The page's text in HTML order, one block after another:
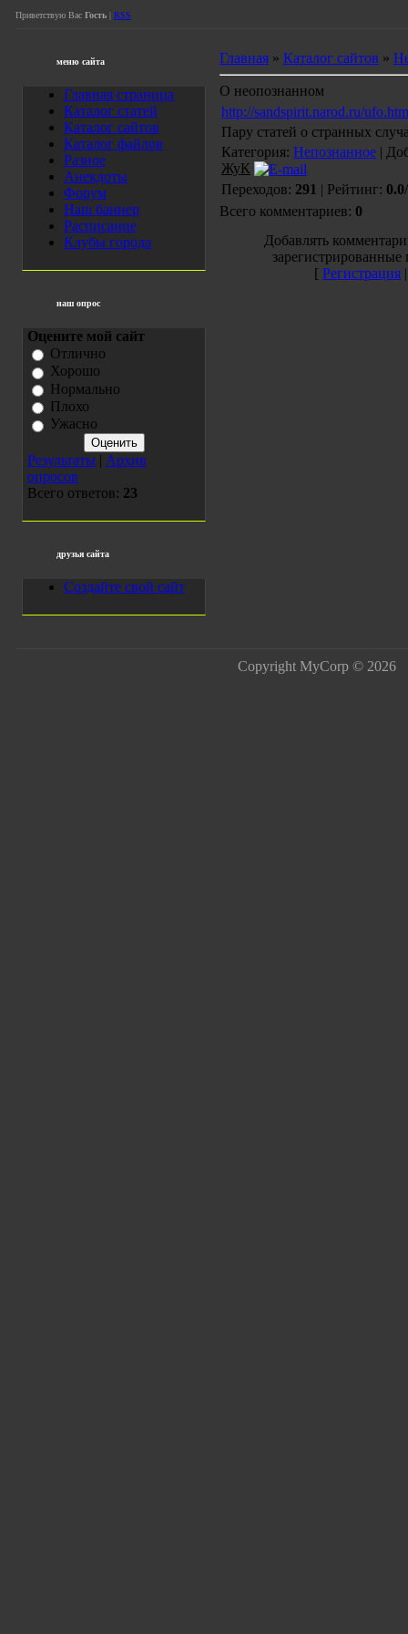
Приветствую Вас Гость | RSS
меню сайта
Главная страница
Каталог статей
Каталог сайтов
Каталог файлов
Разное
Анекдоты
Форум
Наш баннер
Расписание
Клубы города
наш опрос
Оцените мой сайт
Отлично
Хорошо
Нормально
Плохо
Ужасно
Результаты | Архив
опросов
Всего ответов: 23
друзья сайта
Создайте свой сайт
Главная » Каталог сайтов »
О неопознанном
http://sandspirit.narod.ru/
Пару статей о странных
Категория: Непознанное |
ЖуК
Переходов: 291 | Рейтинг: 0.0/
Всего комментариев: 0
Добавлять
зарегистрированные
[ Регистрация
Copyright MyCorp © 2026